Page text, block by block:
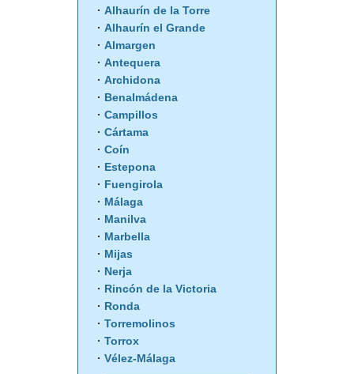
Alhaurín de la Torre
Alhaurín el Grande
Almargen
Antequera
Archidona
Benalmádena
Campillos
Cártama
Coín
Estepona
Fuengirola
Málaga
Manilva
Marbella
Mijas
Nerja
Rincón de la Victoria
Ronda
Torremolinos
Torrox
Vélez-Málaga